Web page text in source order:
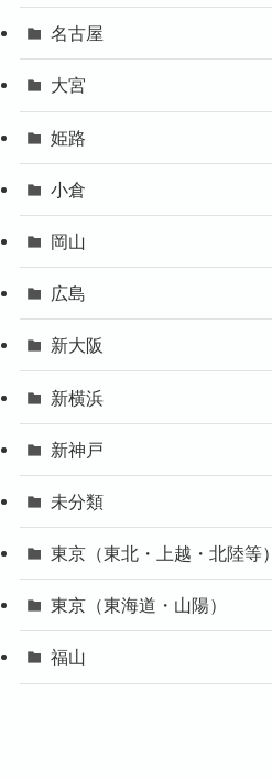
名古屋
大宮
姫路
小倉
岡山
広島
新大阪
新横浜
新神戸
未分類
東京（東北・上越・北陸等）
東京（東海道・山陽）
福山